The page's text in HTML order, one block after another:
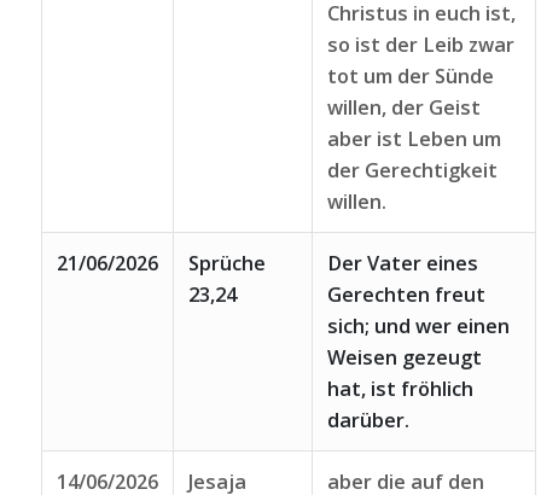
Christus in euch ist,
so ist der Leib zwar
tot um der Sünde
willen, der Geist
aber ist Leben um
der Gerechtigkeit
willen.
21/06/2026
Sprüche
23,24
Der Vater eines
Gerechten freut
sich; und wer einen
Weisen gezeugt
hat, ist fröhlich
darüber.
14/06/2026
Jesaja
aber die auf den